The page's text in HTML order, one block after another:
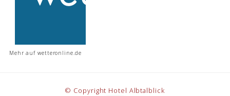
Mehr aufwetteronline.de
© Copyright Hotel Albtalblick